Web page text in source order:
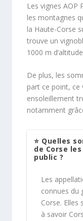
Les vignes AOP
les montagnes
la Haute-Corse
trouve un
1000 m
De plus, les
part ce point, ce
ensoleillement
notamment
⭐ Quelles
de Corse
public ?
Les
connues du
Corse. Elles
à savoir